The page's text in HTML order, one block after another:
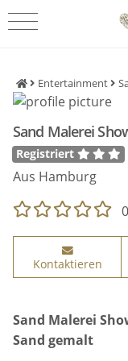
Entertainment
Sand Malerei
Registriert
Aus Hamburg
Kontaktieren
Sand Malerei
Sand gemalt